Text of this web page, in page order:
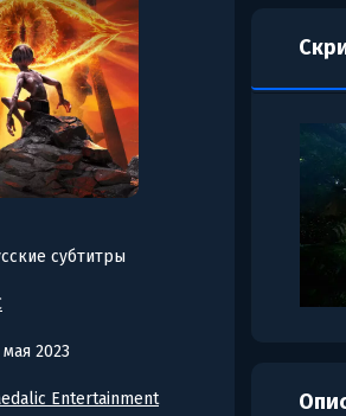
субтитры
мая 2023
Entertainment